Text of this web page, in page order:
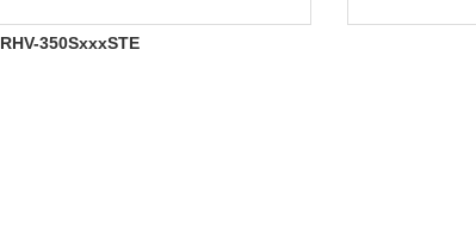
RHV-350SxxxSTE